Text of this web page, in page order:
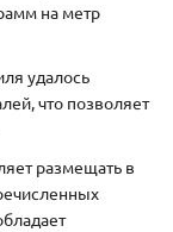
на метр
удалось
что позволяет
размещать в